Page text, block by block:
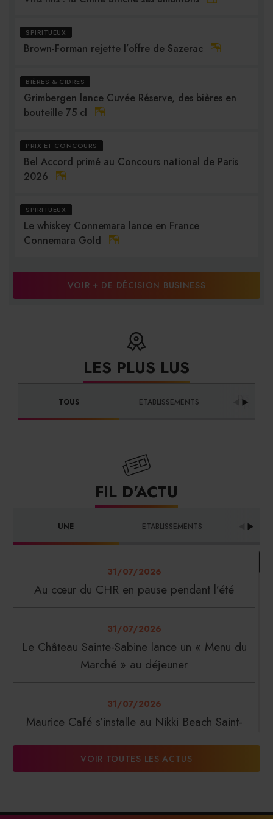
SPIRITUEUX
Brown-Forman rejette l’offre de Sazerac
BIÈRES & CIDRES
Grimbergen lance Cuvée Réserve, des bières en
bouteille 75 cl
PRIX ET CONCOURS
Bel Accord primé au Concours national de Paris
2026
SPIRITUEUX
Le whiskey Connemara lance en France
Connemara Gold
VOIR + DE DÉCISION BUSINESS
LES PLUS LUS
TOUS ETABLISSEMENTS
FIL D'ACTU
UNE ETABLISSEMENTS
31/07/2026
Au cœur du CHR en pause pendant l’été
31/07/2026
Le Château Sainte-Sabine lance un « Menu du
Marché » au déjeuner
31/07/2026
Maurice Café s’installe au Nikki Beach Saint-
d’euros de chiffre d’affaires
VOIR TOUTES LES ACTUS